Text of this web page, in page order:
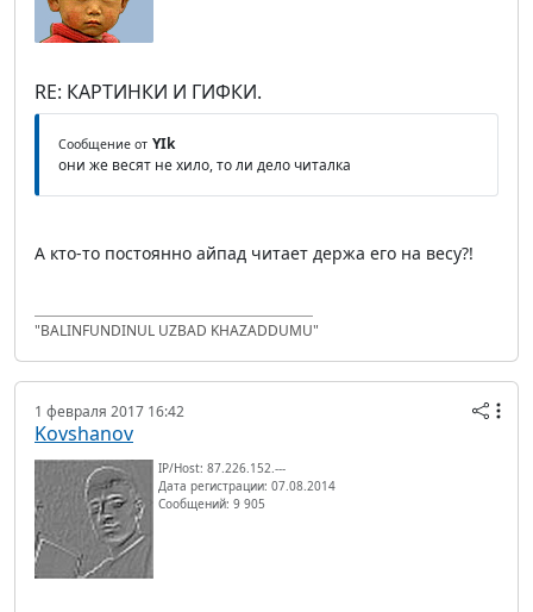
RE: КАРТИНКИ И ГИФКИ.
Сообщение от YIk
они же весят не хило, то ли дело читалка
А кто-то постоянно айпад читает держа его на весу?!
"BALINFUNDINUL UZBAD KHAZADDUMU"
1 февраля 2017 16:42
Kovshanov
IP/Host: 87.226.152.---
Дата регистрации: 07.08.2014
Сообщений: 9 905